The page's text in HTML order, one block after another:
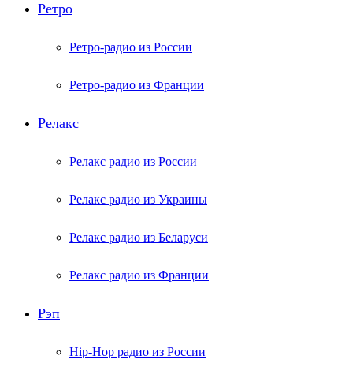
Ретро
Ретро-радио из России
Ретро-радио из Франции
Релакс
Релакс радио из России
Релакс радио из Украины
Релакс радио из Беларуси
Релакс радио из Франции
Рэп
Hip-Hop радио из России